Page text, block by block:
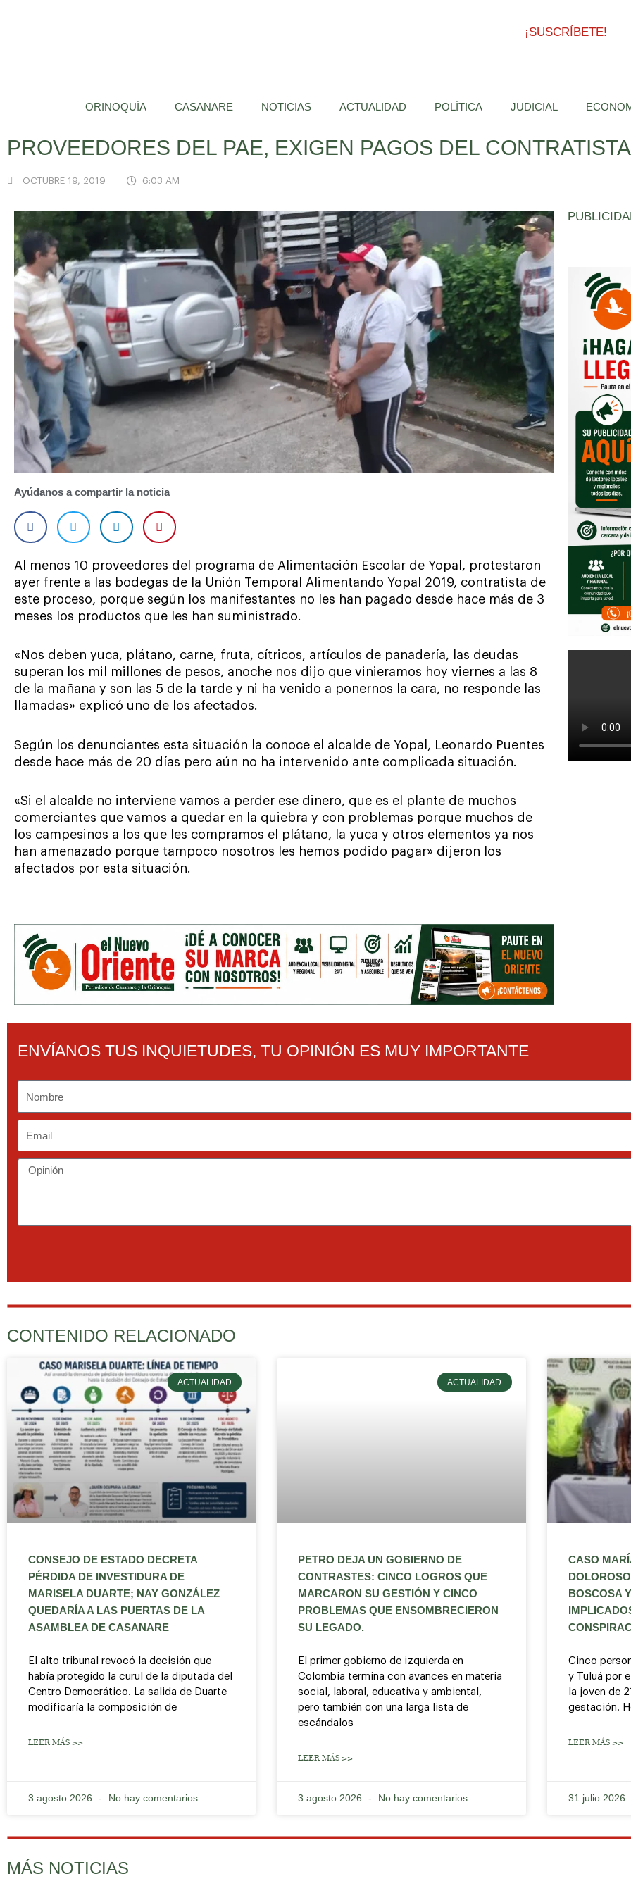
¡SUSCRÍBETE!
ORINOQUÍA
CASANARE NOTICIAS ACTUALIDAD POLÍTICA JUDICIAL
PROVEEDORES DEL PAE, EXIGEN PAGOS DEL CONTRATISTA
OCTUBRE 19, 2019 6:03 AM
Ayúdanos a compartir la noticia
Al menos 10 proveedores del programa de Alimentación Escolar de Yopal, protestaron
ayer frente a las bodegas de la Unión Temporal Alimentando Yopal 2019, contratista de
este proceso, porque según los manifestantes no les han pagado desde hace más de 3
meses los productos que les han suministrado.
«Nos deben yuca, plátano, carne, fruta, cítricos, artículos de panadería, las deudas
superan los mil millones de pesos, anoche nos dijo que vinieramos hoy viernes a las 8
de la mañana y son las 5 de la tarde y ni ha venido a ponernos la cara, no responde las
llamadas» explicó uno de los afectados.
Según los denunciantes esta situación la conoce el alcalde de Yopal, Leonardo Puentes
desde hace más de 20 días pero aún no ha intervenido ante complicada situación.
«Si el alcalde no interviene vamos a perder ese dinero, que es el plante de muchos
comerciantes que vamos a quedar en la quiebra y con problemas porque muchos de
los campesinos a los que les compramos el plátano, la yuca y otros elementos ya nos
han amenazado porque tampoco nosotros les hemos podido pagar» dijeron los
afectados por esta situación.
ENVÍANOS TUS INQUIETUDES, TU OPINIÓN ES MUY IMPORTANTE
Opinión
CONTENIDO RELACIONADO
ACTUALIDAD
CONSEJO DE ESTADO DECRETA
PÉRDIDA DE INVESTIDURA DE
MARISELA DUARTE; NAY GONZÁLEZ
QUEDARÍA A LAS PUERTAS DE LA
ASAMBLEA DE CASANARE
El alto tribunal revocó la decisión que
había protegido la curul de la diputada del
Centro Democrático. La salida de Duarte
modificaría la composición de
LEER MÁS >>
3 agosto 2026 No hay comentarios
ACTUALIDAD
PETRO DEJA UN GOBIERNO DE
CONTRASTES: CINCO LOGROS QUE
MARCARON SU GESTIÓN Y CINCO
PROBLEMAS QUE ENSOMBRECIERON
SU LEGADO.
El primer gobierno de izquierda en
Colombia termina con avances en materia
social, laboral, educativa y ambiental,
pero también con una larga lista de
escándalos
LEER MÁS >>
3 agosto 2026 No hay comentarios
CASO
BOSCOSA
Cinco
y Tuluá por
la joven de
gestación.
LEER MÁS >>
31 julio 2026
MÁS NOTICIAS